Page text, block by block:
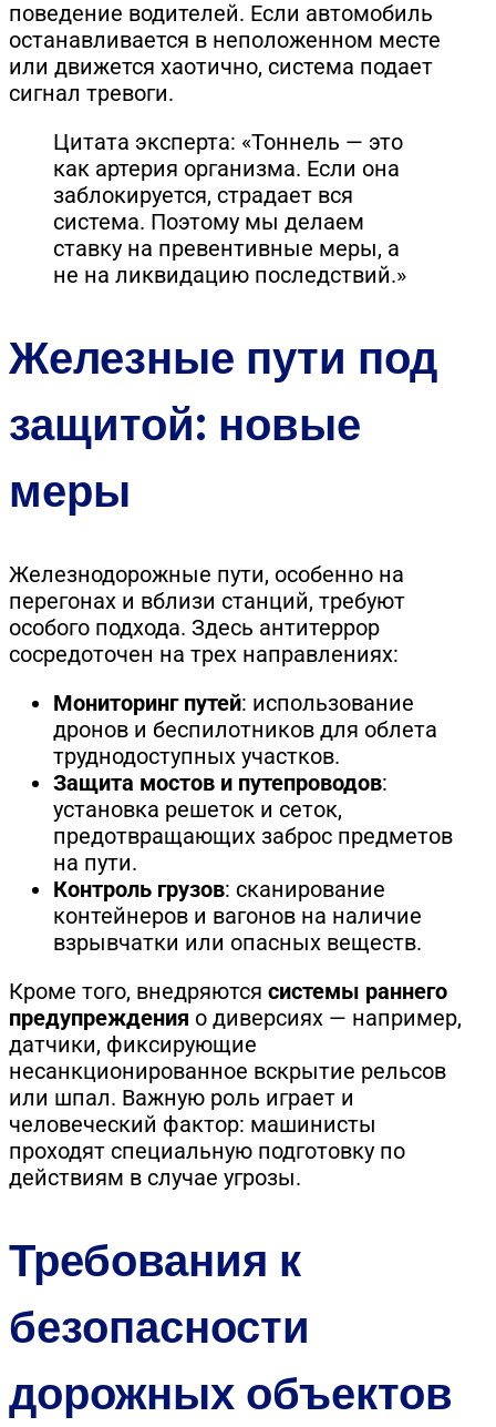
поведение водителей. Если автомобиль
останавливается в неположенном месте
или движется хаотично, система подает
сигнал тревоги.
Цитата эксперта: «Тоннель — это
как артерия организма. Если она
заблокируется, страдает вся
система. Поэтому мы делаем
ставку на превентивные меры, а
не на ликвидацию последствий.»
Железные пути под
защитой: новые
меры
Железнодорожные пути, особенно на
перегонах и вблизи станций, требуют
особого подхода. Здесь антитеррор
сосредоточен на трех направлениях:
Мониторинг путей: использование
дронов и беспилотников для облета
труднодоступных участков.
Защита мостов и путепроводов:
установка решеток и сеток,
предотвращающих заброс предметов
на пути.
Контроль грузов: сканирование
контейнеров и вагонов на наличие
взрывчатки или опасных веществ.
Кроме того, внедряются системы раннего
предупреждения о диверсиях — например,
датчики, фиксирующие
несанкционированное вскрытие рельсов
или шпал. Важную роль играет и
человеческий фактор: машинисты
проходят специальную подготовку по
действиям в случае угрозы.
Требования к
безопасности
дорожных объектов